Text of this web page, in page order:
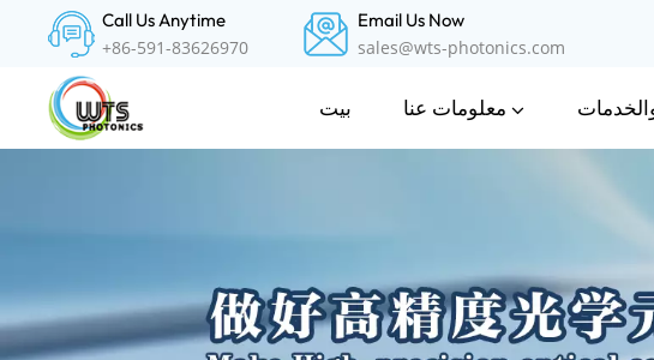
Call Us Anytime
+86-591-83626970
Email Us Now
sales@wts-photonics.com
بيت معلومات عنا